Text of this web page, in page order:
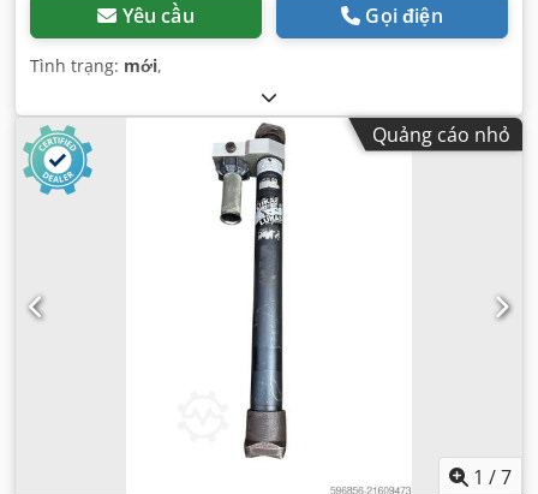
Yêu cầu Gọi điện
Tình trạng: mới,
Quảng cáo nhỏ
1 /7